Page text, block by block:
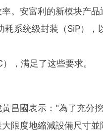
。安富利的新模块产
系统级封装（SiP）
，满足了这些要求。
昌國表示："為了充分
限度地縮減設備尺寸